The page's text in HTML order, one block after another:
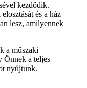
kezdődik.
és a ház
lesz, amilyennek
a műszaki
Önnek a teljes
nyújtunk.